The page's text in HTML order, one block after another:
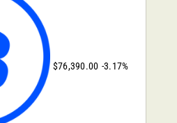
$76,390.00 -3.17%